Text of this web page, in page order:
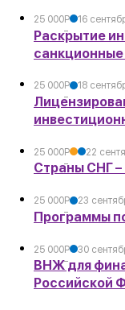
25 000Р
УБ.
16
Раскрытие
25 000Р
УБ.
18
25 000Р
УБ.
22
Страны СНГ –
25 000Р
УБ.
23
Программы
25 000Р
УБ.
30
ВНЖ для
Российской